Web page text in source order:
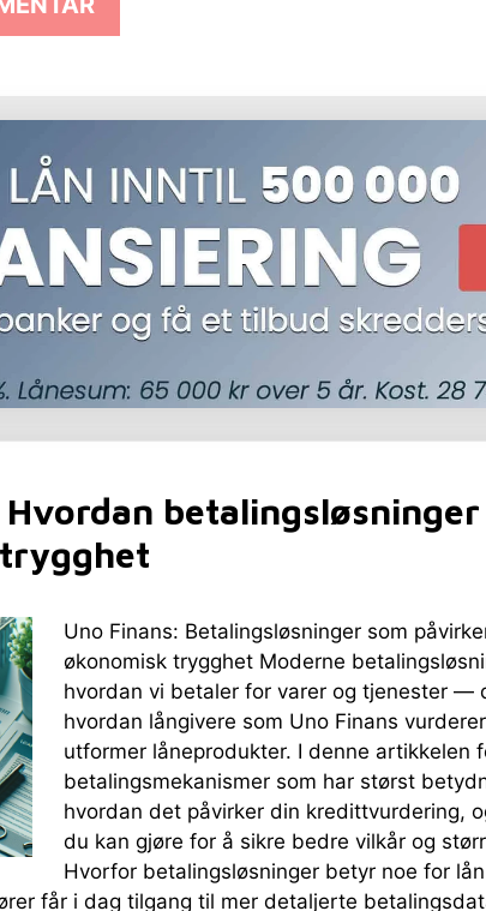
Hvordan
Uno Finans: Betalingsløsninger som
økonomisk trygghet Moderne
hvordan vi betaler for varer og tjenester —
hvordan långivere som Uno Finans
utformer låneprodukter. I denne artikkelen
betalingsmekanismer som har størst
hvordan det påvirker din kredittvurdering,
du kan gjøre for å sikre bedre vilkår og
Hvorfor betalingsløsninger betyr noe for
får i dag tilgang til mer detaljerte